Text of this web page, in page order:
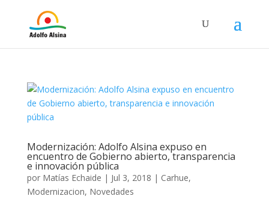
Modernización: Adolfo Alsina expuso en
encuentro de Gobierno abierto, transparencia
e innovación pública
por Matías Echaide | Jul 3, 2018 | Carhue,
Modernizacion, Novedades